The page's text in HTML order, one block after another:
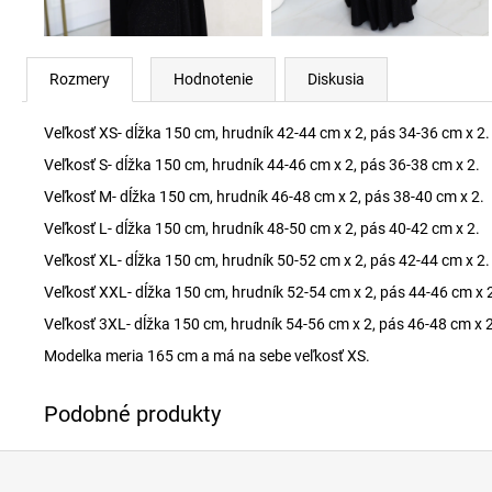
Rozmery Hodnotenie Diskusia
Veľkosť XS- dĺžka 150 cm, hrudník 42-44 cm x 2, pás 34-36 cm x 2.
Veľkosť S- dĺžka 150 cm, hrudník 44-46 cm x 2, pás 36-38 cm x 2.
Veľkosť M- dĺžka 150 cm, hrudník 46-48 cm x 2, pás 38-40 cm x 2.
Veľkosť L- dĺžka 150 cm, hrudník 48-50 cm x 2, pás 40-42 cm x 2.
Veľkosť XL- dĺžka 150 cm, hrudník 50-52 cm x 2, pás 42-44 cm x 2.
Veľkosť XXL- dĺžka 150 cm, hrudník 52-54 cm x 2, pás 44-46 cm x
Veľkosť 3XL- dĺžka 150 cm, hrudník 54-56 cm x 2, pás 46-48 cm x
Modelka meria 165 cm a má na sebe veľkosť XS.